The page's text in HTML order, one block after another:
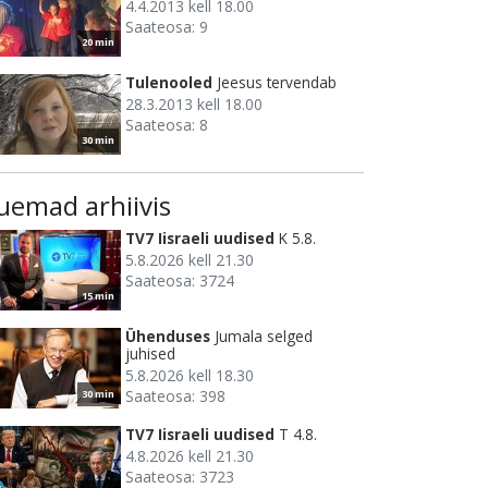
20 min
4.4.2013 kell 18.00
Saateosa: 9
30 min
Tulenooled Jeesus tervendab
28.3.2013 kell 18.00
Saateosa: 8
arhiivis
15 min
TV7 Iisraeli uudised K 5.8.
5.8.2026 kell 21.30
Saateosa: 3724
30 min
Ühenduses Jumala selged
juhised
5.8.2026 kell 18.30
Saateosa: 398
TV7 Iisraeli uudised T 4.8.
4.8.2026 kell 21.30
Saateosa: 3723